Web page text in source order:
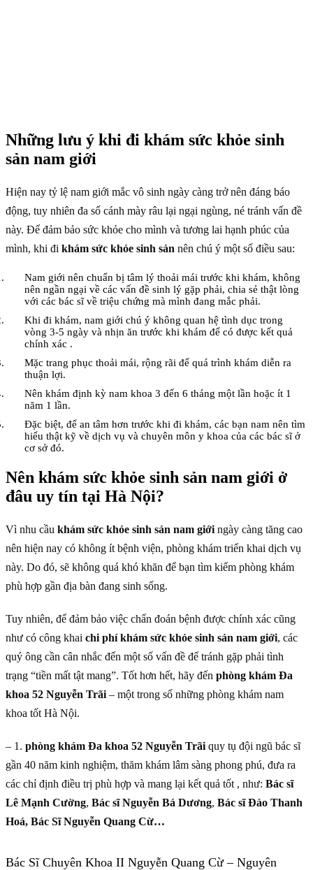
Những lưu ý khi đi khám sức khỏe sinh
sản nam giới
Hiện nay tỷ lệ nam giới mắc vô sinh ngày càng trở nên đáng báo
động, tuy nhiên đa số cánh mày râu lại ngại ngùng, né tránh vấn đề
này. Để đảm bảo sức khỏe cho mình và tương lai hạnh phúc của
mình, khi đi khám sức khỏe sinh sản nên chú ý một số điều sau:
Nam giới nên chuẩn bị tâm lý thoải mái trước khi khám, không
nên ngần ngại về các vấn đề sinh lý gặp phải, chia sẻ thật lòng
với các bác sĩ về triệu chứng mà mình đang mắc phải.
Khi đi khám, nam giới chú ý không quan hệ tình dục trong
vòng 3-5 ngày và nhịn ăn trước khi khám để có được kết quả
chính xác .
Mặc trang phục thoải mái, rộng rãi để quá trình khám diễn ra
thuận lợi.
Nên khám định kỳ nam khoa 3 đến 6 tháng một lần hoặc ít 1
năm 1 lần.
Đặc biệt, để an tâm hơn trước khi đi khám, các bạn nam nên tìm
hiểu thật kỹ về dịch vụ và chuyên môn y khoa của các bác sĩ ở
cơ sở đó.
Nên khám sức khỏe sinh sản nam giới ở
đâu uy tín tại Hà Nội?
Vì nhu cầu khám sức khỏe sinh sản nam giới ngày càng tăng cao
nên hiện nay có không ít bệnh viện, phòng khám triển khai dịch vụ
này. Do đó, sẽ không quá khó khăn để bạn tìm kiếm phòng khám
phù hợp gần địa bàn đang sinh sống.
Tuy nhiên, để đảm bảo việc chẩn đoán bệnh được chính xác cũng
như có công khai chi phí khám sức khỏe sinh sản nam giới, các
quý ông cần cân nhắc đến một số vấn đề để tránh gặp phải tình
trạng “tiền mất tật mang”. Tốt hơn hết, hãy đến phòng khám Đa
khoa 52 Nguyễn Trãi – một trong số những phòng khám nam
khoa tốt Hà Nội.
– 1. phòng khám Đa khoa 52 Nguyễn Trãi quy tụ đội ngũ bác sĩ
gần 40 năm kinh nghiệm, thăm khám lâm sàng phong phú, đưa ra
các chỉ định điều trị phù hợp và mang lại kết quả tốt , như: Bác sĩ
Lê Mạnh Cường, Bác sĩ Nguyễn Bá Dương, Bác sĩ Đào Thanh
Hoá, Bác Sĩ Nguyễn Quang Cừ…
Bác Sĩ Chuyên Khoa II Nguyễn Quang Cừ – Nguyên